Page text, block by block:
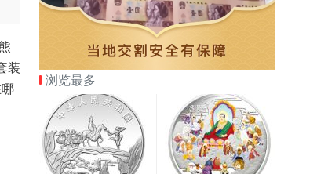
装
浏览最多